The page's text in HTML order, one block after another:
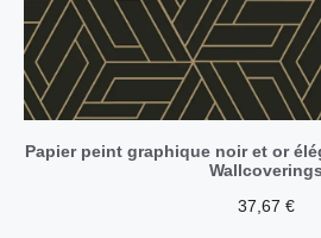
Papier peint graphique noir et or
Wallcoverings
37,67 €